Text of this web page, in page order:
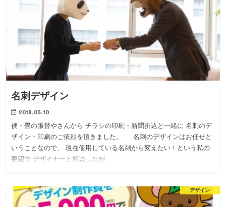
名刺デザイン
2018.05.10
襖・畳の張替やさんから チラシの印刷・新聞折込と一緒に 名刺のデ
ザイン・印刷のご依頼を頂きました。 名刺のデザインはお任せと
いうことなので、 現在使用している名刺から変えたい！という私の
要望で デザイナーと相談しなが…
デザイン